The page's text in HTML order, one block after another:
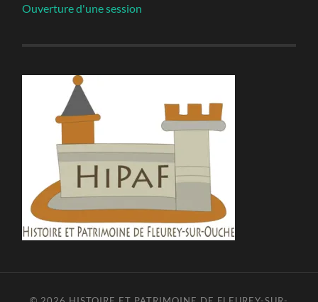
Ouverture d'une session